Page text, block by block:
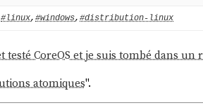
#linux, #windows, #distribution-linux
testé CoreOS et je suis tombé dans un
atomiques".